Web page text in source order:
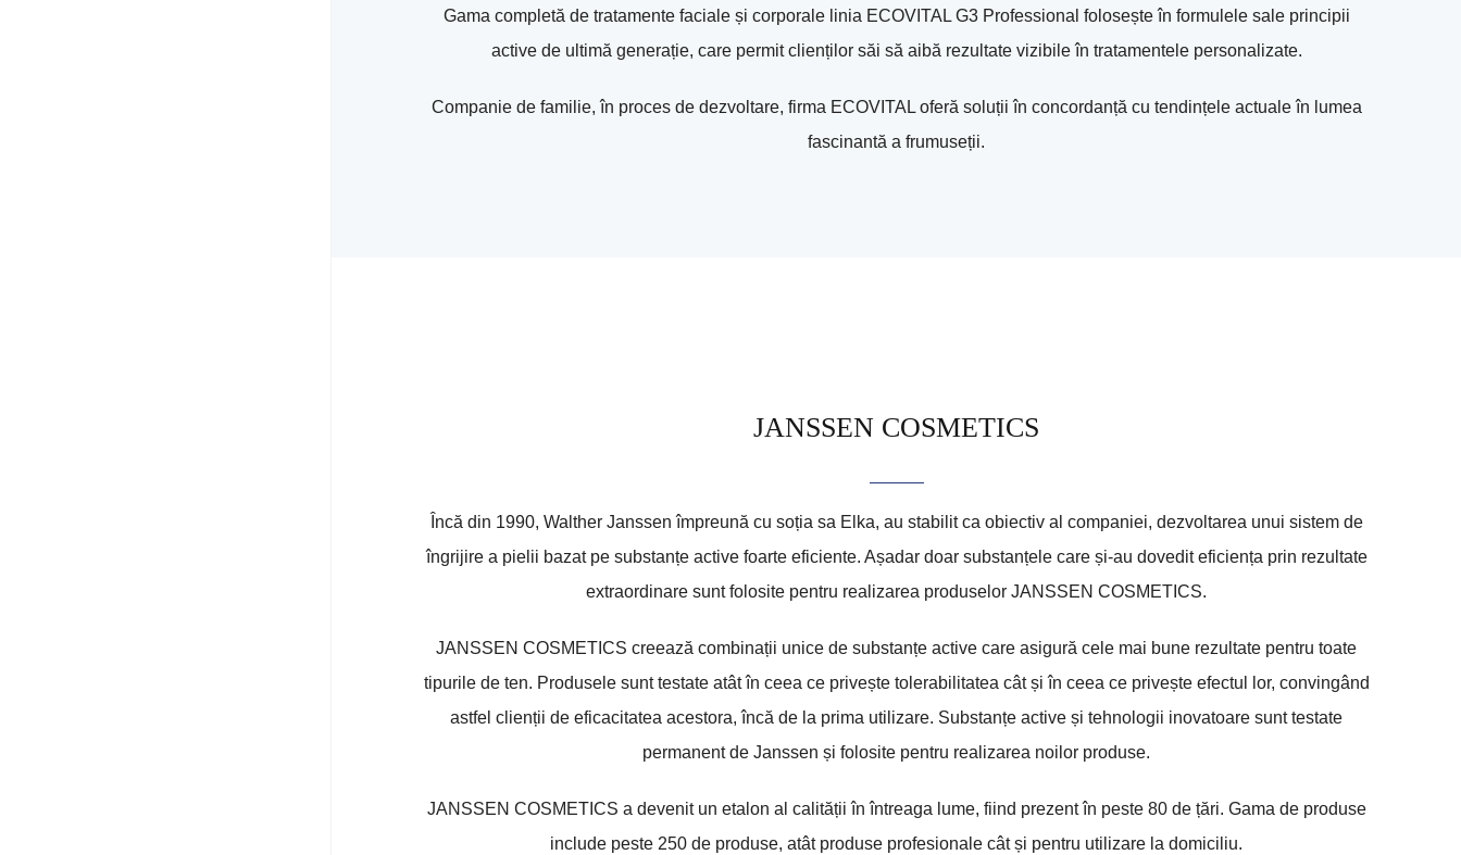
Gama completă de tratamente faciale și corporale linia ECOVITAL G3 Professional folosește în formulele sale principii
active de ultimă generație, care permit clienților săi să aibă rezultate vizibile în tratamentele personalizate.
Companie de familie, în proces de dezvoltare, firma ECOVITAL oferă soluții în concordanță cu tendințele actuale în lumea
fascinantă a frumuseții.
JANSSEN COSMETICS
Încă din 1990, Walther Janssen împreună cu soția sa Elka, au stabilit ca obiectiv al companiei, dezvoltarea unui sistem de
îngrijire a pielii bazat pe substanțe active foarte eficiente. Așadar doar substanțele care și-au dovedit eficiența prin rezultate
extraordinare sunt folosite pentru realizarea produselor JANSSEN COSMETICS.
JANSSEN COSMETICS creează combinații unice de substanțe active care asigură cele mai bune rezultate pentru toate
tipurile de ten. Produsele sunt testate atât în ceea ce privește tolerabilitatea cât și în ceea ce privește efectul lor, convingând
astfel clienții de eficacitatea acestora, încă de la prima utilizare. Substanțe active și tehnologii inovatoare sunt testate
permanent de Janssen și folosite pentru realizarea noilor produse.
JANSSEN COSMETICS a devenit un etalon al calității în întreaga lume, fiind prezent în peste 80 de țări. Gama de produse
include peste 250 de produse, atât produse profesionale cât și pentru utilizare la domiciliu.